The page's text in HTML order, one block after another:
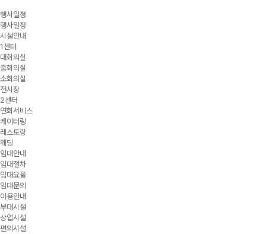
행사일정
행사일정
시설안내
1센터
대회의실
중회의실
소회의실
전시장
2센터
연회서비스
케이터링
레스토랑
웨딩
임대안내
임대절차
임대요율
임대문의
이용안내
부대시설
상업시설
편의시설